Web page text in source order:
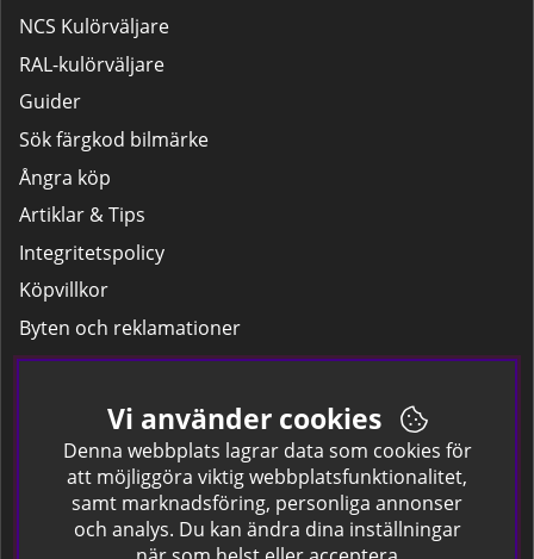
NCS Kulörväljare
RAL-kulörväljare
Guider
Sök färgkod bilmärke
Ångra köp
Artiklar & Tips
Integritetspolicy
Köpvillkor
Byten och reklamationer
Leverans
Hitta färgkoden på bilen.
Företagskund
Om oss
Vi använder cookies
Denna webbplats lagrar data som cookies för
att möjliggöra viktig webbplatsfunktionalitet,
samt marknadsföring, personliga annonser
och analys. Du kan ändra dina inställningar